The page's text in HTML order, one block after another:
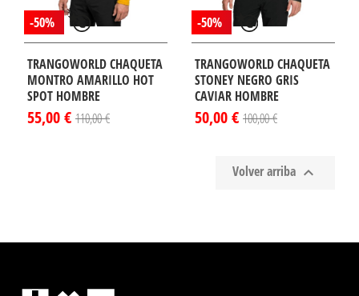
-50%
TRANGOWORLD CHAQUETA
MONTRO AMARILLO HOT
SPOT HOMBRE
55,00 € 110,00 €
-50%
TRANGOWORLD CHAQUETA
STONEY NEGRO GRIS
CAVIAR HOMBRE
50,00 € 100,00 €
Volver arriba 